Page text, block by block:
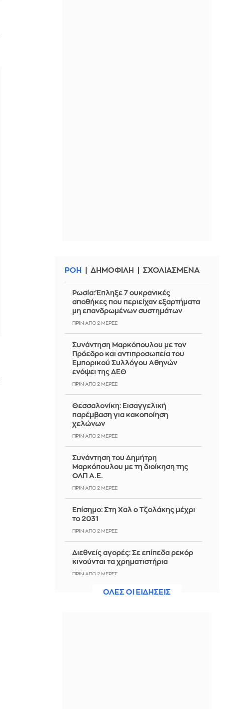
ΡΟΗ ΔΗΜΟΦΙΛΗ ΣΧΟΛΙΑΣΜΕΝΑ
Ρωσία: Έπληξε 7 ουκρανικές
αποθήκες που περιείχαν εξαρτήματα
μη επανδρωμένων συστημάτων
ΠΡΙΝ ΑΠΌ 2 ΜΈΡΕΣ
Συνάντηση Μαρκόπουλου με τον
Πρόεδρο και αντιπροσωπεία του
Εμπορικού Συλλόγου Αθηνών
ενόψει της ΔΕΘ
ΠΡΙΝ ΑΠΌ 2 ΜΈΡΕΣ
Θεσσαλονίκη: Εισαγγελική
παρέμβαση για κακοποίηση
χελώνων
ΠΡΙΝ ΑΠΌ 2 ΜΈΡΕΣ
Συνάντηση του Δημήτρη
Μαρκόπουλου με τη διοίκηση της
ΟΛΠ Α.Ε.
ΠΡΙΝ ΑΠΌ 2 ΜΈΡΕΣ
Επίσημο: Στη Χαλ ο Τζολάκης μέχρι
το 2031
ΠΡΙΝ ΑΠΌ 2 ΜΈΡΕΣ
Διεθνείς αγορές: Σε επίπεδα ρεκόρ
κινούνται τα χρηματιστήρια
ΠΡΙΝ ΑΠΌ 2 ΜΈΡΕΣ
Φωτεινή Αθερίδου: Πήρε τους γιους
ΟΛΕΣ ΟΙ ΕΙΔΗΣΕΙΣ